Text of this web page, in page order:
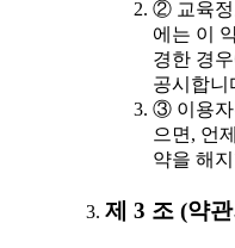
② 교육정
에는 이
경한 경
공시합니
③ 이용자
으면, 언
약을 해
제 3 조 (약